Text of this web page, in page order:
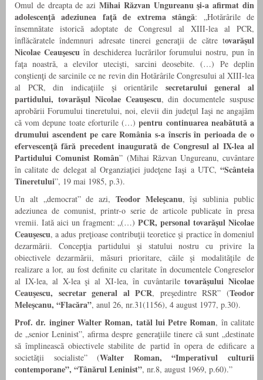
Omul de dreapta de azi Mihai Răzvan Ungureanu şi-a afirmat din
adolescenţă adeziunea faţă de extrema stângă: „Hotărârile de
însemnătate istorică adoptate de Congresul al XIII-lea al PCR,
înflăcăratele îndemnuri adresate tinerei generaţii de către tovarăşul
Nicolae Ceauşescuîn deschiderea lucrărilor forumului nostru, pun în
faţa noastră, a elevilor utecişti, sarcini deosebite. (…) Pe deplin
conştienţi de sarcinile ce ne revin din Hotărârile Congresului al XIII-lea
al PCR, din indicaţiile şi orientările secretarului general al
partidului, tovarăşul Nicolae Ceauşescu, din documentele suspuse
aprobării Forumului tineretului, noi, elevii din judeţul Iaşi ne angajăm
că vom depune toate eforturile (…) pentru continuarea neabătută a
drumului ascendent pe care România s-a înscris în perioada de o
efervescenţă fără precedent inaugurată de Congresul al IX-lea al
Partidului Comunist Român” (Mihai Răzvan Ungureanu, cuvântare
în calitate de delegat al Organziaţiei judeţene Iaşi a UTC, “Scânteia
Tineretului”, 19 mai 1985, p.3).
Un alt „democrat” de azi, Teodor Meleşcanu, îşi sublinia public
adeziunea de comunist, printr-o serie de articole publicate în presa
vremii. Iată aici un fragment: „(…)PCR, personal tovarăşul Nicolae
Ceauşescu, a adus preţioase contribuţii teoretice şi practice în domeniul
dezarmării. Concepţia partidului şi statului nostru cu privire la
obiectivele dezarmării, măsuri prioritare, căile şi modalităţile de
realizare a lor, au fost definite cu claritate în documentele Congreselor
al IX-lea, al X-lea şi al XI-lea, în cuvântariletovarăşului Nicolae
Ceauşescu, secretar general al PCR, preşedintre RSR” (Teodor
Meleşcanu, “Flacăra”, anul 26, nr.31(1156), 4 august 1977, p.30).
Prof. dr. inginer Walter Roman, tatăl lui Petre Roman, în calitate
de „senior Leninist”, afirma despre generaţiile tinere că sunt „destinate
să împlinească obiectivele stabilite de partid în opera de edificare a
societăţii socialiste” (Walter Roman, “Imperativul culturii
contemporane”, “Tânărul Leninist”, nr.8, august 1969, p.60).”